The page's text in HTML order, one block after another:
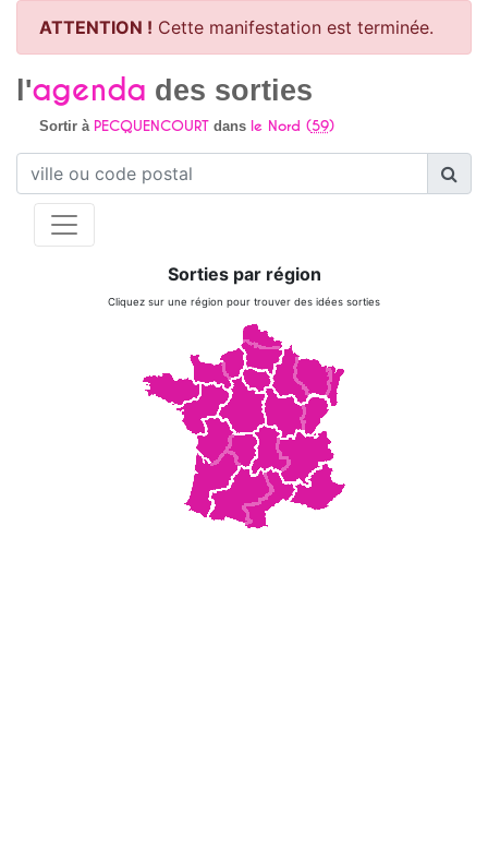
ATTENTION ! Cette manifestation est terminée.
l'agenda des sorties
Sortir à PECQUENCOURTdans le Nord (59)
Sorties par région
Cliquez sur une région pour trouver des idées sorties